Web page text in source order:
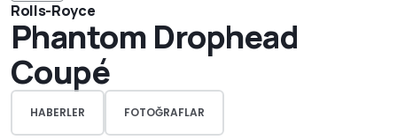
Rolls-Royce
Phantom Drophead
Coupé
HABERLER FOTOĞRAFLAR